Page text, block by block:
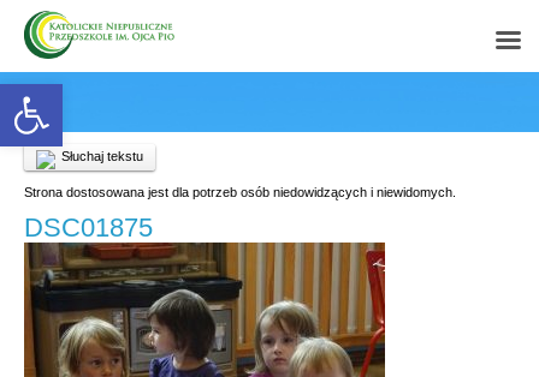
Open toolbar
Słuchaj tekstu
Strona dostosowana jest dla potrzeb osób niedowidzących i niewidomych.
DSC01875